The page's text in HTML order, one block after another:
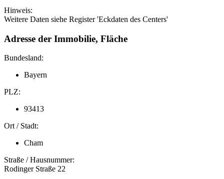
Hinweis:
Weitere Daten siehe Register 'Eckdaten des Centers'
Adresse der Immobilie, Fläche
Bundesland:
Bayern
PLZ:
93413
Ort / Stadt:
Cham
Straße / Hausnummer:
Rodinger Straße 22